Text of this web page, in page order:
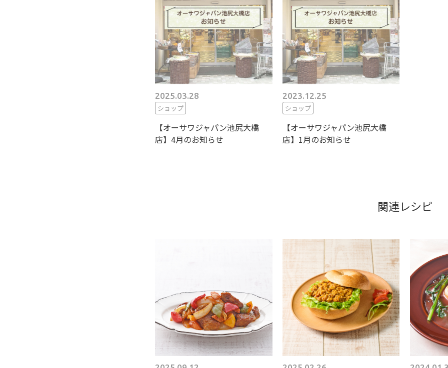
2025.03.28
ショップ
【オーサワジャパン池尻大橋
店】4月のお知らせ
2023.12.25
ショップ
【オーサワジャパン池尻大橋
店】1月のお知らせ
関連レシピ